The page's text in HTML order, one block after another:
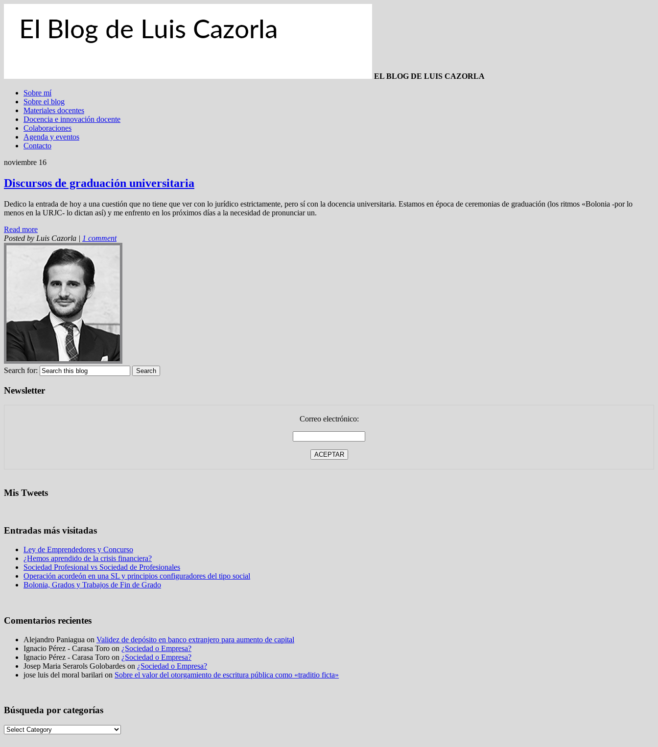
EL BLOG DE LUIS CAZORLA
Sobre mí
Sobre el blog
Materiales docentes
Docencia e innovación docente
Colaboraciones
Agenda y eventos
Contacto
noviembre 16
Discursos de graduación universitaria
Dedico la entrada de hoy a una cuestión que no tiene que ver con lo jurídico estrictamente, pero sí con la docencia universitaria. Estamos en época de ceremonias de graduación (los ritmos «Bolonia -por lo
menos en la URJC- lo dictan así) y me enfrento en los próximos días a la necesidad de pronunciar un.
Read more
Posted by Luis Cazorla | 1 comment
Search for:
Newsletter
Correo electrónico:
Mis Tweets
Entradas más visitadas
Ley de Emprendedores y Concurso
¿Hemos aprendido de la crisis financiera?
Sociedad Profesional vs Sociedad de Profesionales
Operación acordeón en una SL y principios configuradores del tipo social
Bolonia, Grados y Trabajos de Fin de Grado
Comentarios recientes
Alejandro Paniagua on Validez de depósito en banco extranjero para aumento de capital
Ignacio Pérez - Carasa Toro on ¿Sociedad o Empresa?
Ignacio Pérez - Carasa Toro on ¿Sociedad o Empresa?
Josep Maria Serarols Golobardes on ¿Sociedad o Empresa?
jose luis del moral barilari on Sobre el valor del otorgamiento de escritura pública como «traditio ficta»
Búsqueda por categorías